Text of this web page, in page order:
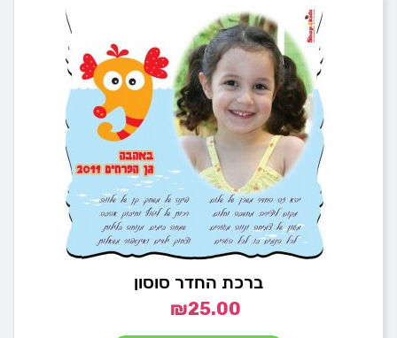
ברכת החדר סוסון
₪25.00